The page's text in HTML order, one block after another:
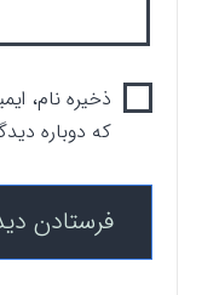
ذخیره نام،
که دوباره